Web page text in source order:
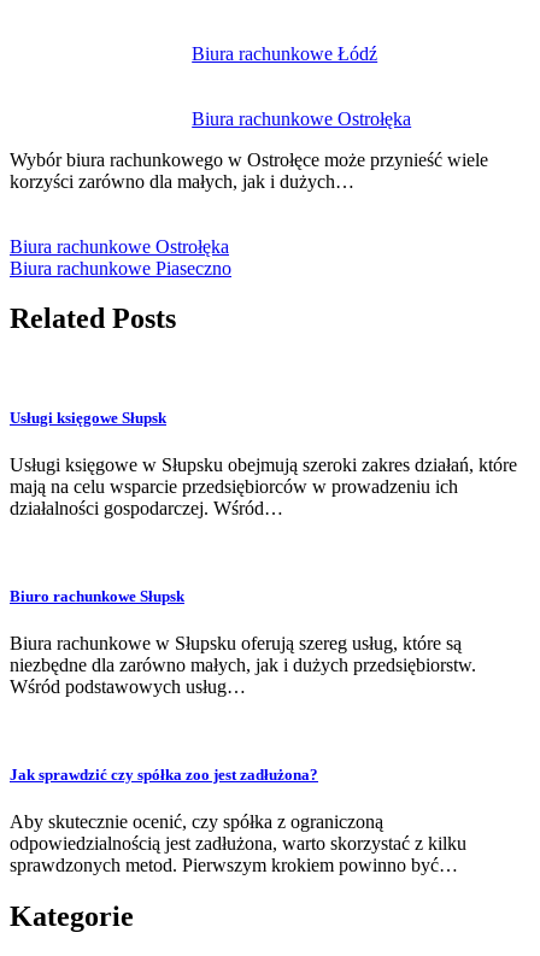
Biura rachunkowe Łódź
Biura rachunkowe Ostrołęka
Wybór biura rachunkowego w Ostrołęce może przynieść wiele
korzyści zarówno dla małych, jak i dużych…
Biura rachunkowe Ostrołęka
Biura rachunkowe Piaseczno
Related Posts
Usługi księgowe Słupsk
Usługi księgowe w Słupsku obejmują szeroki zakres działań, które
mają na celu wsparcie przedsiębiorców w prowadzeniu ich
działalności gospodarczej. Wśród…
Biuro rachunkowe Słupsk
Biura rachunkowe w Słupsku oferują szereg usług, które są
niezbędne dla zarówno małych, jak i dużych przedsiębiorstw.
Wśród podstawowych usług…
Jak sprawdzić czy spółka zoo jest zadłużona?
Aby skutecznie ocenić, czy spółka z ograniczoną
odpowiedzialnością jest zadłużona, warto skorzystać z kilku
sprawdzonych metod. Pierwszym krokiem powinno być…
Kategorie